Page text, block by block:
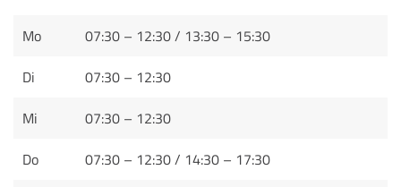
Mo
07:30 – 12:30 / 13:30 – 15:30
Di
07:30 – 12:30
Mi
07:30 – 12:30
Do
07:30 – 12:30 / 14:30 – 17:30